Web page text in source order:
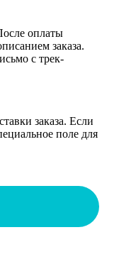
оплаты
заказа.
с трек-
заказа. Если
поле для